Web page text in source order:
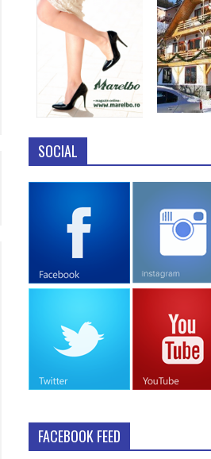
SOCIAL
FACEBOOK FEED